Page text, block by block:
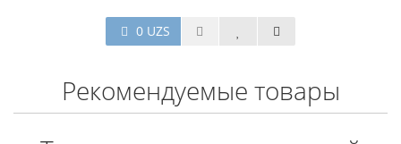
0 UZS
Рекомендуемые товары